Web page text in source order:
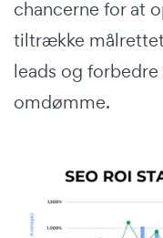
chancerne for at
tiltrække
leads og
omdømme.